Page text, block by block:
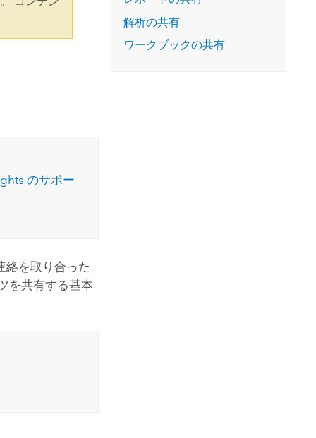
ArcGIS Pro は、Esri の世界をリードする
GIS デスクトップ アプリケーションであ
り、マッピング、解析、データ管理に用い
このインストラクター主導型のコースで
は、データのパターンや関係性を明らかに
2024 年にブラジルで発生した歴史的な洪水
の際、GIS 技術を専門とする企業である
Codex は、30 日間で 17 件の緊急洪水アプ
デジタル ツイン
のサポー
絡を取り合った
を共有する基本
解析の共有
ワークブックの共有